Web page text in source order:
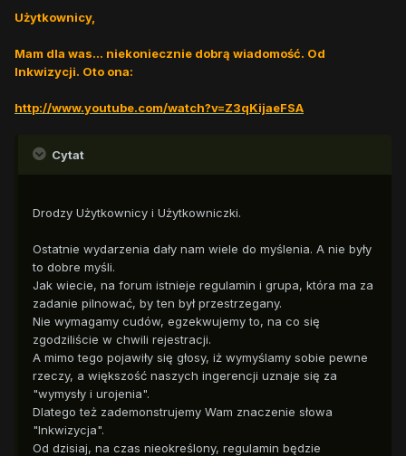
Użytkownicy,
Mam dla was... niekoniecznie dobrą wiadomość. Od
Inkwizycji. Oto ona:
http://www.youtube.com/watch?v=Z3qKijaeFSA
Cytat
Drodzy Użytkownicy i Użytkowniczki.
Ostatnie wydarzenia dały nam wiele do myślenia. A nie były
to dobre myśli.
Jak wiecie, na forum istnieje regulamin i grupa, która ma za
zadanie pilnować, by ten był przestrzegany.
Nie wymagamy cudów, egzekwujemy to, na co się
zgodziliście w chwili rejestracji.
A mimo tego pojawiły się głosy, iż wymyślamy sobie pewne
rzeczy, a większość naszych ingerencji uznaje się za
"wymysły i urojenia".
Dlatego też zademonstrujemy Wam znaczenie słowa
"Inkwizycja".
Od dzisiaj, na czas nieokreślony, regulamin będzie